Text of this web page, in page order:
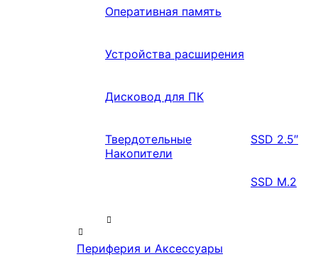
Оперативная память
Устройства расширения
Дисковод для ПК
Твердотельные
Накопители
SSD 2.5″
SSD M.2
Периферия и Аксессуары